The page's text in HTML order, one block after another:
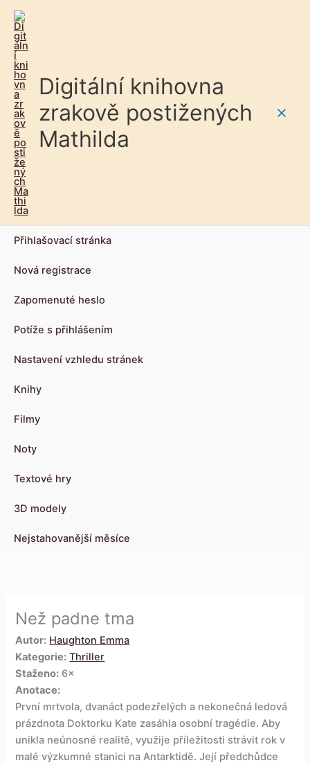
Digitální knihovna
zrakově postižených
Mathilda
Přihlašovací stránka
Nová registrace
Zapomenuté heslo
Potíže s přihlášením
Nastavení vzhledu stránek
Knihy
Filmy
Noty
Textové hry
3D modely
Nejstahovanější měsíce
Než padne tma
Autor: Haughton Emma
Kategorie: Thriller
Staženo: 6×
Anotace:
První mrtvola, dvanáct podezřelých a nekonečná ledová
prázdnota Doktorku Kate zasáhla osobní tragédie. Aby
unikla neúnosné realitě, využije příležitosti strávit rok v
malé výzkumné stanici na Antarktidě. Její předchůdce